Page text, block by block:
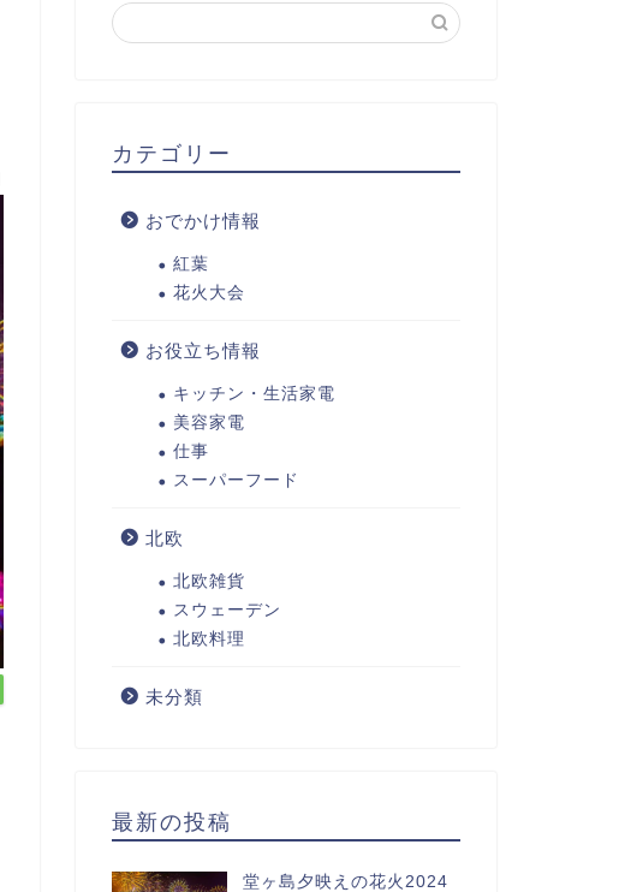
カテゴリー
おでかけ情報
紅葉
花火大会
お役立ち情報
キッチン・生活家電
美容家電
仕事
スーパーフード
北欧
北欧雑貨
スウェーデン
北欧料理
未分類
最新の投稿
堂ヶ島夕映えの花火2024